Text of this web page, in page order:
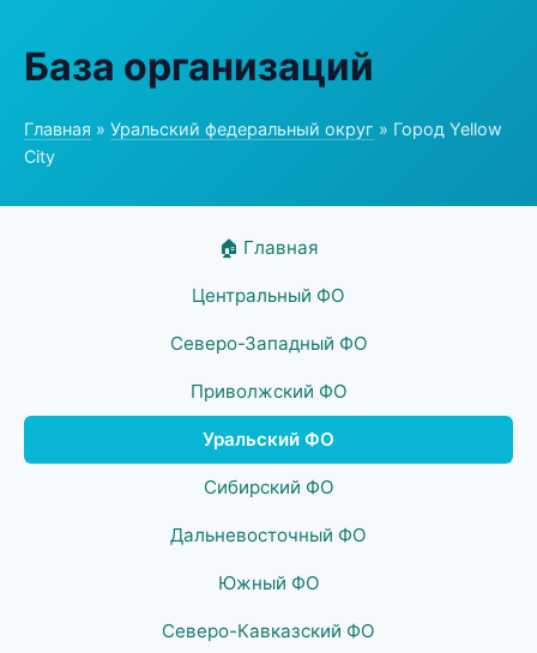
База организаций
Главная » Уральский федеральный округ » Город Yellow
City
🏠 Главная
Центральный ФО
Северо-Западный ФО
Приволжский ФО
Уральский ФО
Сибирский ФО
Дальневосточный ФО
Южный ФО
Северо-Кавказский ФО